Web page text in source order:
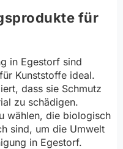
für
in Egestorf sind
Kunststoffe ideal.
dass sie Schmutz
zu schädigen.
wählen, die biologisch
sind, um die Umwelt
in Egestorf.